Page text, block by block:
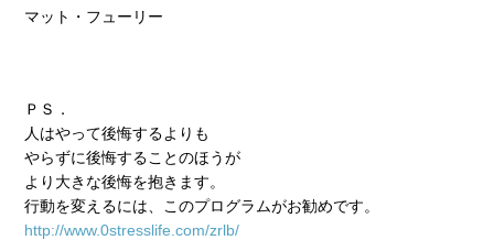
マット・フューリー
ＰＳ．
人はやって後悔するよりも
やらずに後悔することのほうが
より大きな後悔を抱きます。
行動を変えるには、このプログラムがお勧めです。
http://www.0stresslife.com/zrlb/